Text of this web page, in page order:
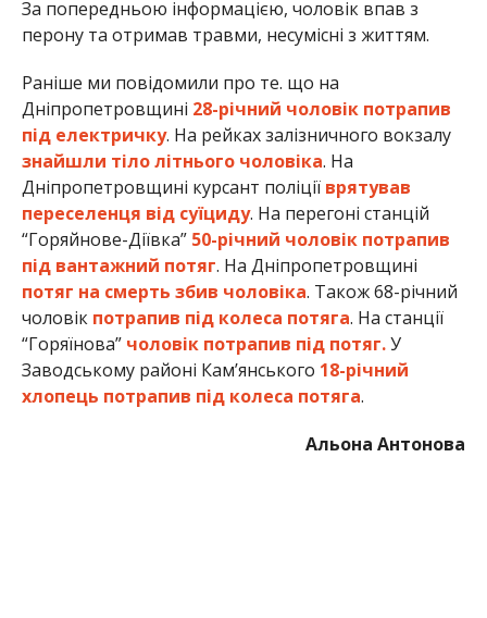
чоловікпотрапив під колеса потяга. На станції
“Горяїнова”чоловік потрапив під потяг.У
хлопець потрапив під колеса потяга
Альона Антонова